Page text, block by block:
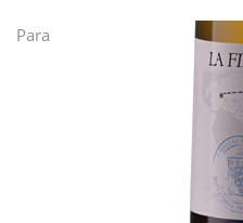
Para